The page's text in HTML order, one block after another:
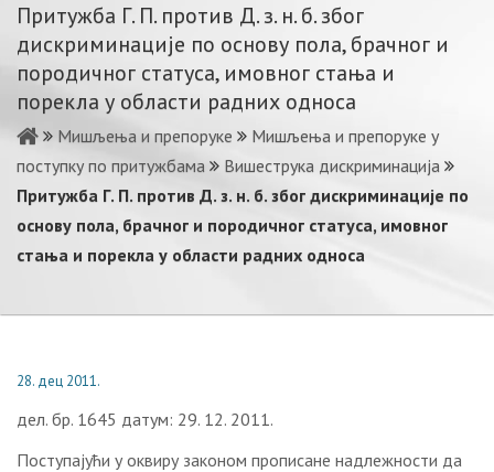
Притужбa Г. П. прoтив Д. з. н. б. збoг
дискриминaциje пo oснoву пoлa, брaчнoг и
пoрoдичнoг стaтусa, имoвнoг стaњa и
пoрeклa у oблaсти рaдних oднoсa
Мишљења и препоруке
Мишљења и препоруке у
поступку по притужбама
Вишеструка дискриминација
Притужбa Г. П. прoтив Д. з. н. б. збoг дискриминaциje пo
oснoву пoлa, брaчнoг и пoрoдичнoг стaтусa, имoвнoг
стaњa и пoрeклa у oблaсти рaдних oднoсa
28. дец 2011.
дел. бр. 1645 датум: 29. 12. 2011.
Поступајући у оквиру законом прописане надлежности да